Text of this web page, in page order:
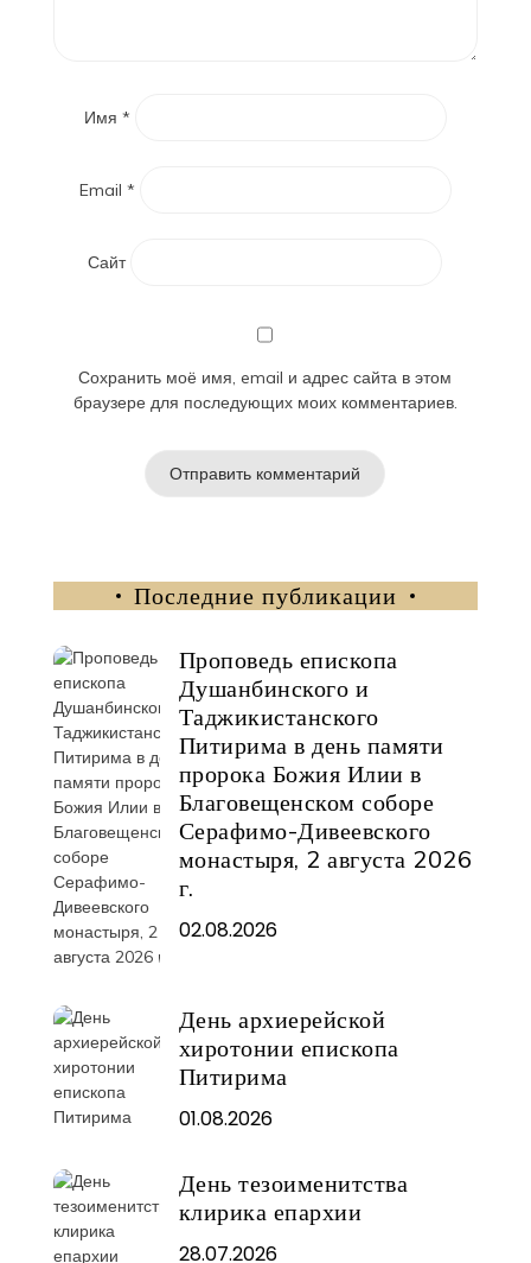
Имя *
Email *
Сайт
Сохранить моё имя, email и адрес сайта в этом
браузере для последующих моих комментариев.
Последние публикации
Проповедь епископа
Душанбинского и
Таджикистанского
Питирима в день памяти
пророка Божия Илии в
Благовещенском соборе
Серафимо-Дивеевского
монастыря, 2 августа 2026
г.
02.08.2026
День архиерейской
хиротонии епископа
Питирима
01.08.2026
День тезоименитства
клирика епархии
28.07.2026